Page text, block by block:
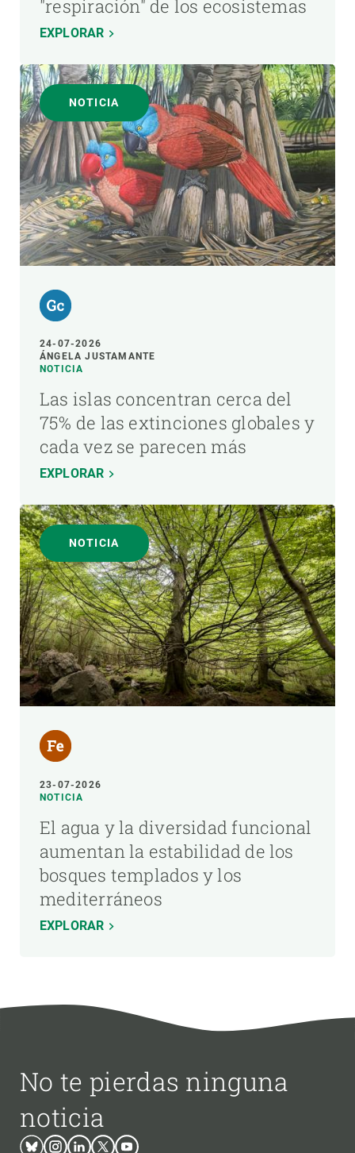
"respiración" de los ecosistemas
EXPLORAR
NOTICIA
24-07-2026
ÁNGELA JUSTAMANTE
NOTICIA
Las islas concentran cerca del
75% de las extinciones globales y
cada vez se parecen más
EXPLORAR
NOTICIA
23-07-2026
NOTICIA
El agua y la diversidad funcional
aumentan la estabilidad de los
bosques templados y los
mediterráneos
EXPLORAR
No te pierdas ninguna
noticia
BlueskyInstagram
LinkedinTwitterYoutube